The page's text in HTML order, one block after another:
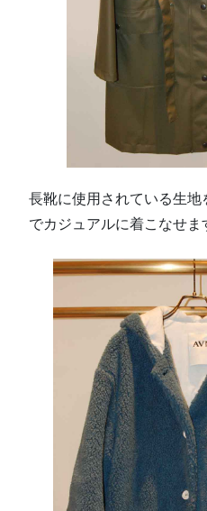
長靴に使用されている生
でカジュアルに着こなせま